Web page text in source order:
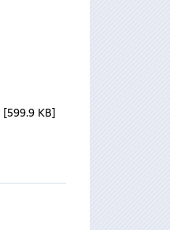
599.9 KB